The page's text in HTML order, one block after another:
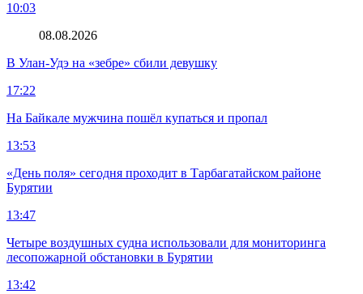
10:03
08.08.2026
В Улан-Удэ на «зебре» сбили девушку
17:22
На Байкале мужчина пошёл купаться и пропал
13:53
«День поля» сегодня проходит в Тарбагатайском районе
Бурятии
13:47
Четыре воздушных судна использовали для мониторинга
лесопожарной обстановки в Бурятии
13:42